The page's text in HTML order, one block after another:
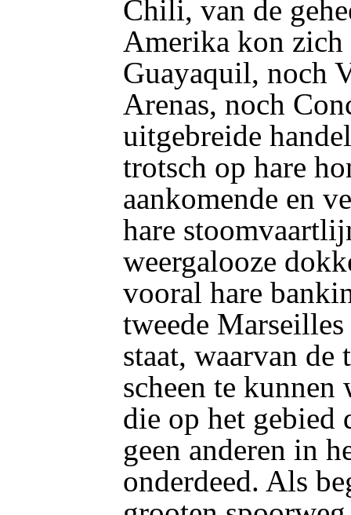
Chili, van de
Amerika kon zich
Guayaquil, noch
Arenas, noch
uitgebreide
trotsch op hare
aankomende en
hare
weergalooze
vooral hare
tweede
staat, waarvan de
scheen te
die op het
geen anderen in
onderdeed. Als